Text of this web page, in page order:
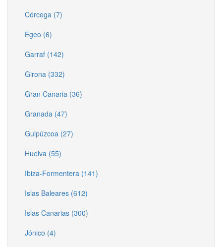
Córcega (7)
Egeo (6)
Garraf (142)
Girona (332)
Gran Canaria (36)
Granada (47)
Guipúzcoa (27)
Huelva (55)
Ibiza-Formentera (141)
Islas Baleares (612)
Islas Canarias (300)
Jónico (4)